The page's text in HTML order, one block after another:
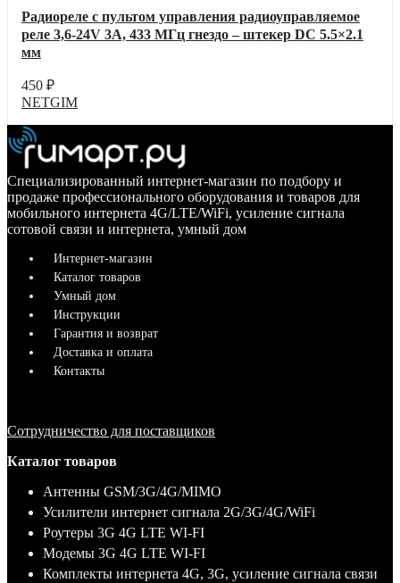
Радиореле с пультом управления радиоуправляемое
реле 3,6-24V 3А, 433 МГц гнездо – штекер DC 5.5×2.1
мм
450 ₽
NETGIM
Специализированный интернет-магазин по подбору и
продаже профессионального оборудования и товаров для
мобильного интернета 4G/LTE/WiFi, усиление сигнала
сотовой связи и интернета, умный дом
Интернет-магазин
Каталог товаров
Умный дом
Инструкции
Гарантия и возврат
Доставка и оплата
Контакты
Сотрудничество для поставщиков
Каталог товаров
Антенны GSM/3G/4G/MIMO
Усилители интернет сигнала 2G/3G/4G/WiFi
Роутеры 3G 4G LTE WI-FI
Модемы 3G 4G LTE WI-FI
Комплекты интернета 4G, 3G, усиление сигнала связи